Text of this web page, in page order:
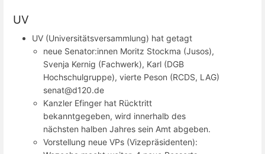
UV
UV (Universitätsversammlung) hat getagt
neue Senator:innen Moritz Stockma (Jusos),
Svenja Kernig (Fachwerk), Karl (DGB
Hochschulgruppe), vierte Peson (RCDS, LAG)
senat@d120.de
Kanzler Efinger hat Rücktritt
bekanntgegeben, wird innerhalb des
nächsten halben Jahres sein Amt abgeben.
Vorstellung neue VPs (Vizepräsidenten):